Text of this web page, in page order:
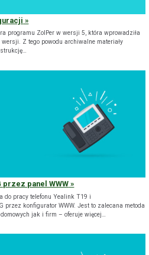
programu ZoIPer w wersji 5, która wprowadziła
Z tego powodu archiwalne materiały
przez panel WWW
do pracy telefonu Yealink T19 i
przez konfigurator WWW. Jest to zalecana metoda
jak i firm – oferuje więcej…